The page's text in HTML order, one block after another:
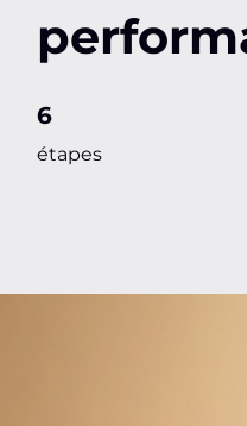
6
étapes
6 étapes